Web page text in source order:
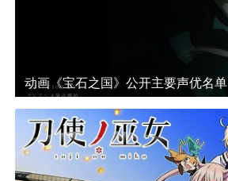
动画《宝石之国》公开主要声优名单